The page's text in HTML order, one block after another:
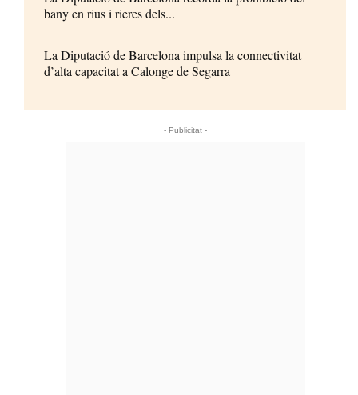
bany en rius i rieres dels...
La Diputació de Barcelona impulsa la connectivitat
d’alta capacitat a Calonge de Segarra
- Publicitat -